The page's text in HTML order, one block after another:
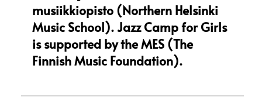
musiikkiopisto (Northern Helsinki
Music School). Jazz Camp for Girls
is supported by the MES (The
Finnish Music Foundation).